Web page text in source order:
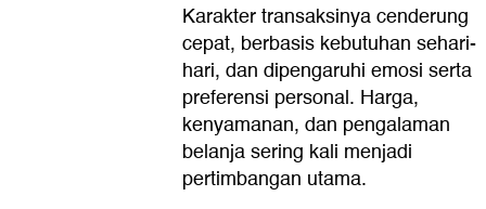
Karakter transaksinya cenderung
cepat, berbasis kebutuhan sehari-
hari, dan dipengaruhi emosi serta
preferensi personal. Harga,
kenyamanan, dan pengalaman
belanja sering kali menjadi
pertimbangan utama.